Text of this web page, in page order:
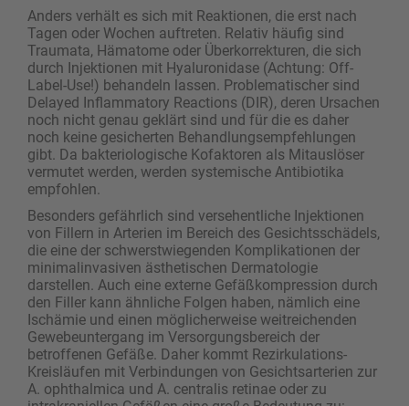
Anders verhält es sich mit Reaktionen, die erst nach
Tagen oder Wochen auftreten. Relativ häufig sind
Traumata, Hämatome oder Überkorrekturen, die sich
durch Injektionen mit Hyaluronidase (Achtung: Off-
Label-Use!) behandeln lassen. Problematischer sind
Delayed Inflammatory Reactions (DIR), deren Ursachen
noch nicht genau geklärt sind und für die es daher
noch keine gesicherten Behandlungsempfehlungen
gibt. Da bakteriologische Kofaktoren als Mitauslöser
vermutet werden, werden systemische Antibiotika
empfohlen.
Besonders gefährlich sind versehentliche Injektionen
von Fillern in Arterien im Bereich des Gesichtsschädels,
die eine der schwerstwiegenden Komplikationen der
minimalinvasiven ästhetischen Dermatologie
darstellen. Auch eine externe Gefäßkompression durch
den Filler kann ähnliche Folgen haben, nämlich eine
Ischämie und einen möglicherweise weitreichenden
Gewebeuntergang im Versorgungsbereich der
betroffenen Gefäße. Daher kommt Rezirkulations-
Kreisläufen mit Verbindungen von Gesichtsarterien zur
A. ophthalmica und A. centralis retinae oder zu